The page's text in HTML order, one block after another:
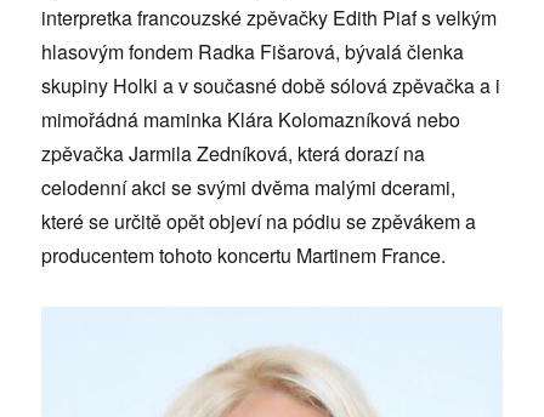
interpretka francouzské zpěvačky Edith Piaf s velkým
hlasovým fondem Radka Fišarová, bývalá členka
skupiny Holki a v současné době sólová zpěvačka a i
mimořádná maminka Klára Kolomazníková nebo
zpěvačka Jarmila Zedníková, která dorazí na
celodenní akci se svými dvěma malými dcerami,
které se určitě opět objeví na pódiu se zpěvákem a
producentem tohoto koncertu Martinem France.